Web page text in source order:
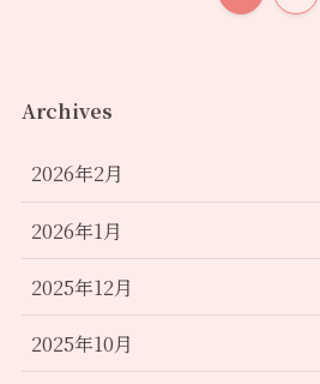
Archives
2026年2月
2026年1月
2025年12月
2025年10月